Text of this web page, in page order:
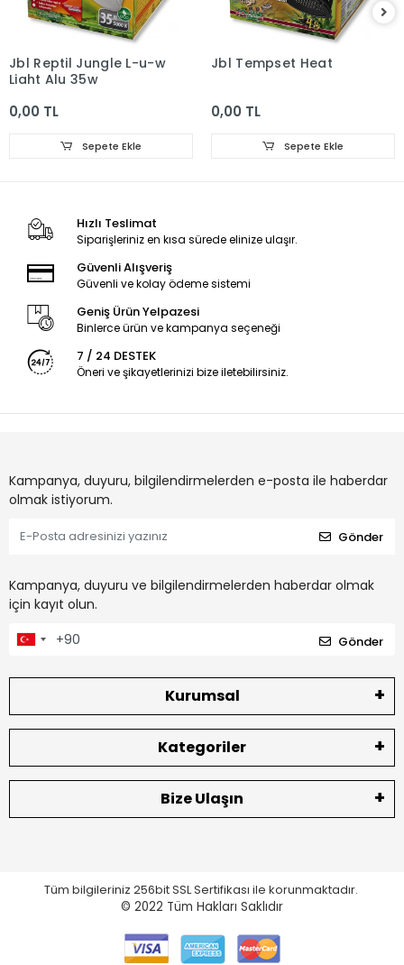
Jbl Reptil Jungle L-u-w
Light Alu 35w
0,00 TL
Sepete Ekle
Jbl Tempset Heat
0,00 TL
Sepete Ekle
Hızlı Teslimat
Siparişleriniz en kısa sürede elinize ulaşır.
Güvenli Alışveriş
Güvenli ve kolay ödeme sistemi
Geniş Ürün Yelpazesi
Binlerce ürün ve kampanya seçeneği
7 / 24 DESTEK
Öneri ve şikayetlerinizi bize iletebilirsiniz.
Kampanya, duyuru, bilgilendirmelerden e-posta ile haberdar
olmak istiyorum.
Gönder
Kampanya, duyuru ve bilgilendirmelerden haberdar olmak
için kayıt olun.
Gönder
Kurumsal
Kategoriler
Bize Ulaşın
Tüm bilgileriniz 256bit SSL Sertifikası ile korunmaktadır.
© 2022 Tüm Hakları Saklıdır